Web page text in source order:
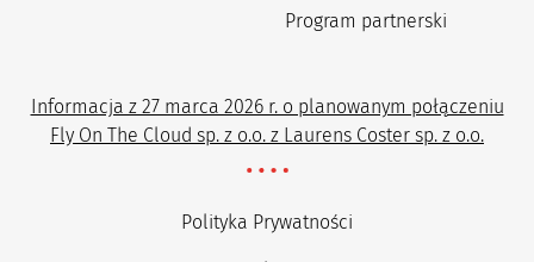
Program partnerski
Informacja z 27 marca 2026 r. o planowanym połączeniu
Fly On The Cloud sp. z o.o. z Laurens Coster sp. z o.o.
Polityka Prywatności